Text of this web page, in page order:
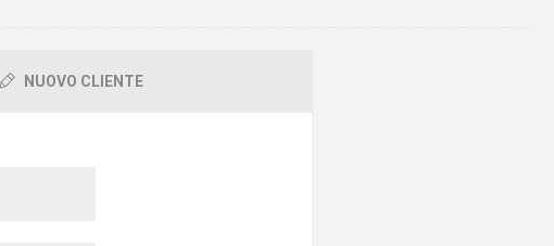
NUOVO CLIENTE